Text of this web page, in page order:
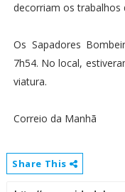
decorriam os trabalhos
Os Sapadores
7h54. No local,
viatura.
Correio da Manhã
Share This